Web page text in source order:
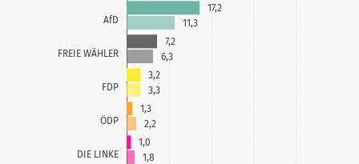
AfD
FREIE WÄHLER
FDP
ÖDP
DIE LINKE
11,3
6,3
3,3
2,2
1,8
17,2
7,2
3,2
1,3
1,0